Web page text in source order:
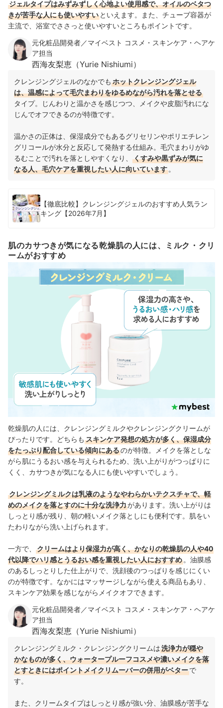
ジェルタイプはみずみずしく心地よい使用感で、オイルのベタつ
きが苦手な人にも使いやすい といえます。また、チューブ容器が
主流で、浴室でささっと使いやすいところもポイントです。
元化粧品開発者／マイベスト コスメ・スキンケア・ヘアケ
ア担当
西海友梨恵（Yurie Nishiumi）
クレンジングジェルのなかでも ホットクレンジングジェル
は、温感によって毛穴まわりをゆるめながら汚れを落とせる
タイプ。じんわりと温かさを感じつつ、メイクや皮脂汚れにな
じんでオフできるのが特徴です。
温かさの正体は、保湿成分でもあるグリセリンやポリエチレン
グリコールが水分と反応して発熱する仕組み。毛穴まわりがゆ
るむことで汚れを落としやすくなり、
くすみや黒ずみが気に
なる人、毛穴ケアを重視したい人に向いています 。
【徹底比較】クレンジングジェルのおすすめ人気ラン
キング【2026年7月】
肌のカサつきが気になる乾燥肌の人には、ミルク・クリ
ームがおすすめ
乾燥肌の人には、クレンジングミルクやクレンジングクリームが
ぴったりです。どちらも スキンケア発想の処方が多く、保湿成分
をたっぷり配合している傾向にあるのが特徴。メイクを落としな
がら肌にうるおい感を与えられるため、洗い上がりがつっぱりに
くく、カサつきが気になる人にも使いやすいでしょう。
クレンジングミルクは乳液のようなやわらかいテクスチャで、軽
めのメイクを落とすのに十分な洗浄力があり ます。洗い上がりは
しっとり感が残り、朝の軽いメイク落としにも便利です。肌をい
たわりながら洗い上げられます。
一方で、
クリームはより保湿力が高く、かなりの乾燥肌の人や40
代以降でハリ感とうるおい感を重視したい人におすすめ 。油膜感
のあるしっとりした仕上がりで、洗顔後のつっぱりを感じにくい
のが特徴です。なかにはマッサージしながら使える商品もあり、
スキンケア効果を感じながらメイクオフできます。
元化粧品開発者／マイベスト コスメ・スキンケア・ヘアケ
ア担当
西海友梨恵（Yurie Nishiumi）
クレンジングミルク・クレンジングクリームは洗浄力が穏や
かなものが多く、ウォータープルーフコスメや濃いメイクを落
とすときにはポイントメイクリムーバーの併用がベターで
す。
また、クリームタイプはしっとり感が強い分、油膜感が苦手な